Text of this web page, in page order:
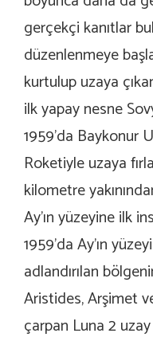
gerçekçi kanıtlar
düzenlenmeye
kurtulup uzaya
ilk yapay nesne
1959’da Baykonur
Roketiyle uzaya
kilometre
Ay’ın yüzeyine ilk
1959’da Ay’ın
adlandırılan
Aristides, Arşimet
çarpan Luna 2 uzay